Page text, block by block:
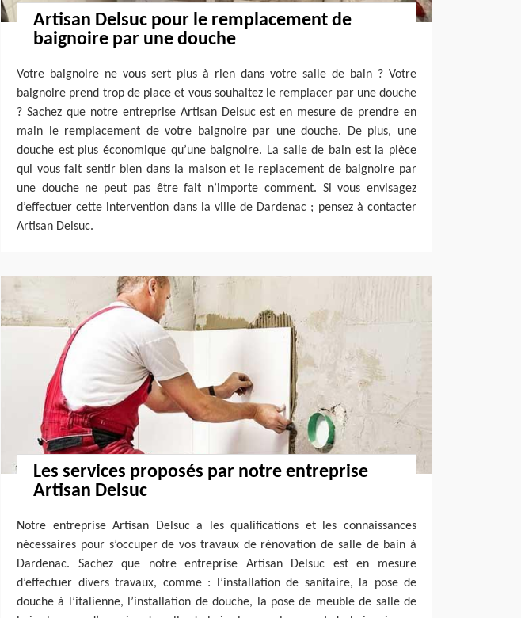
Artisan Delsuc pour le remplacement de
baignoire par une douche
Votre baignoire ne vous sert plus à rien dans votre salle de bain ? Votre
baignoire prend trop de place et vous souhaitez le remplacer par une douche
? Sachez que notre entreprise Artisan Delsuc est en mesure de prendre en
main le remplacement de votre baignoire par une douche. De plus, une
douche est plus économique qu’une baignoire. La salle de bain est la pièce
qui vous fait sentir bien dans la maison et le replacement de baignoire par
une douche ne peut pas être fait n’importe comment. Si vous envisagez
d’effectuer cette intervention dans la ville de Dardenac ; pensez à contacter
Artisan Delsuc.
Les services proposés par notre entreprise
Artisan Delsuc
Notre entreprise Artisan Delsuc a les qualifications et les connaissances
nécessaires pour s’occuper de vos travaux de rénovation de salle de bain à
Dardenac. Sachez que notre entreprise Artisan Delsuc est en mesure
d’effectuer divers travaux, comme : l’installation de sanitaire, la pose de
douche à l’italienne, l’installation de douche, la pose de meuble de salle de